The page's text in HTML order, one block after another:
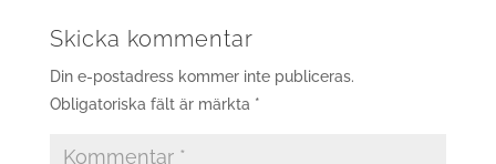
Skicka kommentar
Din e-postadress kommer inte publiceras.
Obligatoriska fält är märkta *